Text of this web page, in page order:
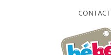
CONTACT